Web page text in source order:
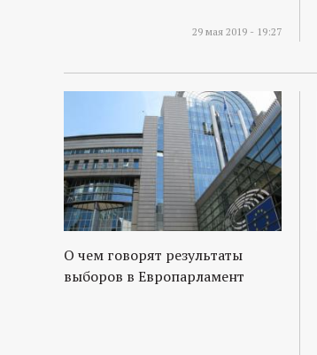
29 мая 2019 - 19:27
О чем говорят результаты
выборов в Европарламент